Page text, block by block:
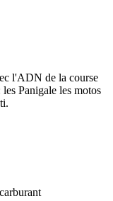
l'ADN de la course
Panigale les motos